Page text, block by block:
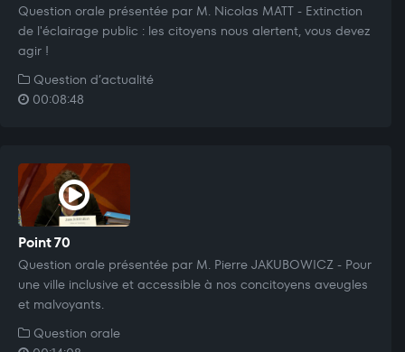
Question orale présentée par M. Nicolas MATT - Extinction
de l'éclairage public : les citoyens nous alertent, vous devez
agir !
Question d’actualité
00:08:48
Point 70
Question orale présentée par M. Pierre JAKUBOWICZ - Pour
une ville inclusive et accessible à nos concitoyens aveugles
et malvoyants.
Question orale